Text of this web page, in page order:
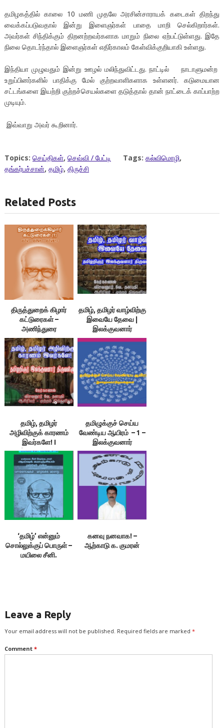
தமிழகத்தில் காலை 10 மணி முதலே அரசின்சாராயக் கடைகள் திறந்து
வைக்கப்படுவதால் இன்று இளைஞர்கள் பாதை மாறி செல்கிறார்கள்.
அவர்கள் சிந்திக்கும் திறனற்றவர்களாக மாறும் நிலை ஏற்பட்டுள்ளது. இதே
நிலை தொடர்ந்தால் இளைஞர்கள் எதிர்காலம் கேள்விக்குறியாகி உள்ளது.
இந்தியா முழுவதும் இன்று ஊழல் மலிந்துவிட்டது. நாட்டில் நாடாளுமன்ற
உறுப்பினர்களில் பாதிக்கு மேல் குற்றவாளிகளாக உள்ளனர். கடுமையான
சட்டங்களை இயற்றி குற்றச்செயல்களை தடுத்தால் தான் நாட்டைக் காப்பாற்ற
முடியும்.
இவ்வாறு அவர் கூறினார்.
Topics: செய்திகள், செவ்வி / பேட்டி Tags: கல்விமொழி,
தங்கர்பச்சான், தமிழ், திருச்சி
Related Posts
திருத்துறைக் கிழார்
கட்டுரைகள் –
அணிந்துரை
தமிழ், தமிழர் வாழ்விற்கு
இவையே தேவை |
இலக்குவனார்
திருவள்ளுவன் |
விசவனூர் வே. தளபதி
தமிழ், தமிழர்
அழிவிற்குக் காரணம்
இவர்களே! I
இலக்குவனார்
திருவள்ளுவன்
தமிழுக்குச் செய்ய
வேண்டிய ஆயிரம் – 1 –
இலக்குவனார்
திருவள்ளுவன்
‘தமிழ்’ என்னும்
சொல்லுக்குப் பொருள் –
மயிலை சீனி.
கனவு நனவாக! –
ஆற்காடு க. குமரன்
Leave a Reply
Your email address will not be published. Required fields are marked *
Comment *